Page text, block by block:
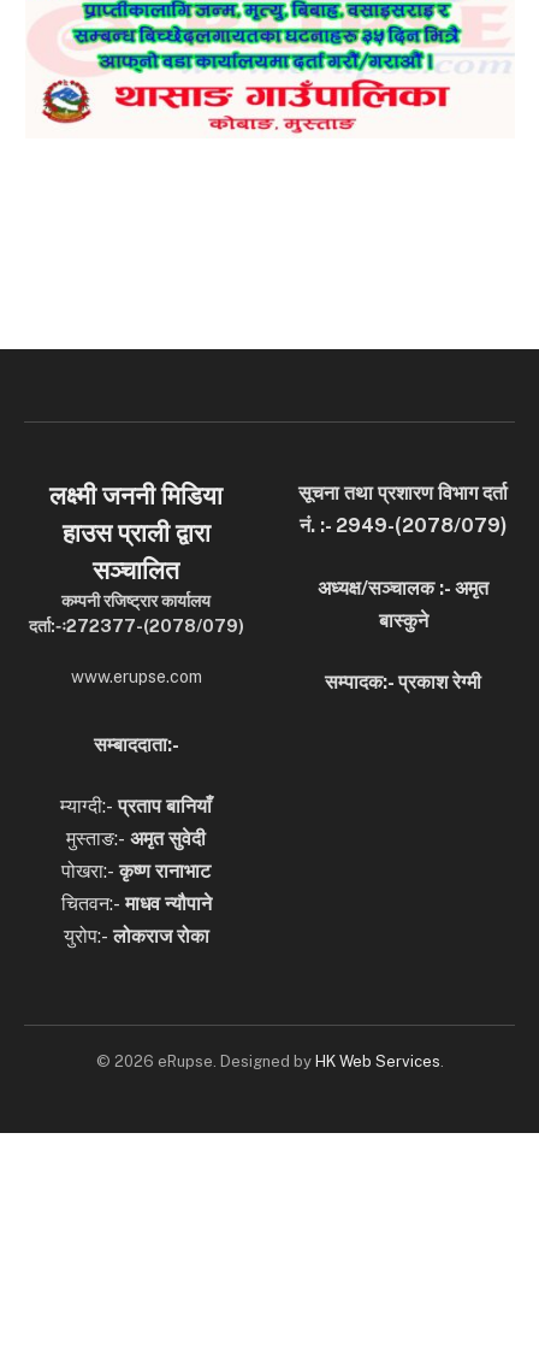
लक्ष्मी जननी मिडिया
हाउस प्राली द्वारा
सञ्चालित
कम्पनी रजिष्ट्रार कार्यालय
दर्ता:-ः272377-(2078/079)
www.erupse.com
सूचना तथा प्रशारण विभाग दर्ता
नं. :- 2949-(2078/079)
अध्यक्ष/सञ्चालक :- अमृत
बास्कुने
सम्पादक:- प्रकाश रेग्मी
सम्बाददाता:-
म्याग्दी:-प्रताप बानियाँ
मुस्ताङ:- अमृत सुवेदी
पोखरा:-कृष्ण रानाभाट
चितवन:-माधव न्यौपाने
युरोप:-लोकराज रोका
© 2026 eRupse. Designed by HK Web Services